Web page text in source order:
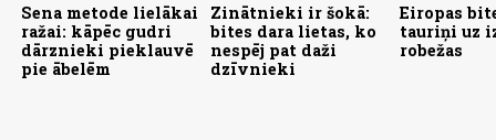
Sena metode lielākai
ražai: kāpēc gudri
dārznieki pieklauvē
pie ābelēm
Zinātnieki ir šokā:
bites dara lietas, ko
nespēj pat daži
dzīvnieki
Eiropas
tauriņi uz
robežas